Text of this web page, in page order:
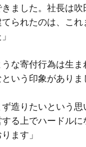
ました。社長は
られたのは、こ
な寄付行為は生
いう印象がありま
造りたいという
る上でハードル
ます」